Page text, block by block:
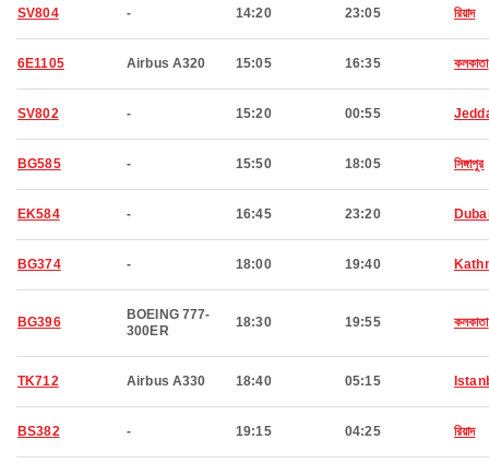
SV804 - 14:20 23:05 রিয়াদ
6E1105 Airbus A320 15:05 16:35 কলকাতা
SV802 - 15:20 00:55
BG585 - 15:50 18:05 সিঙ্গাপুর
EK584 - 16:45 23:20
BG374 - 18:00 19:40
BG396
BOEING 777-
300ER
18:30 19:55 কলকাতা
TK712 Airbus A330 18:40 05:15
BS382 - 19:15 04:25 রিয়াদ